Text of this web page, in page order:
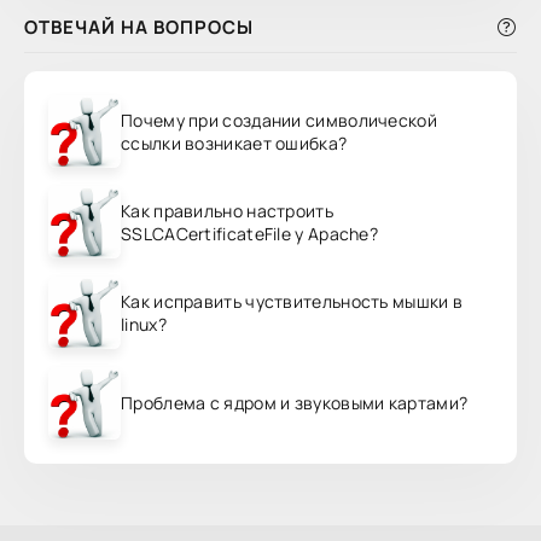
ОТВЕЧАЙ НА ВОПРОСЫ
Почему при создании символической
ссылки возникает ошибка?
Как правильно настроить
SSLCACertificateFile у Apache?
Как исправить чуствительность мышки в
linux?
Проблема с ядром и звуковыми картами?